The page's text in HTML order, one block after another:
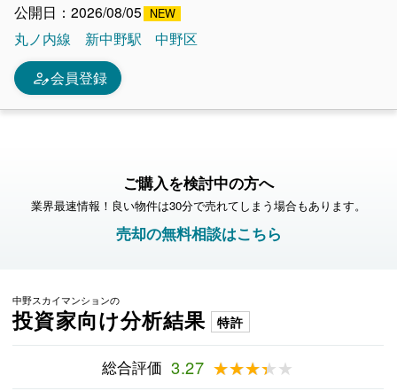
公開日：2026/08/05
丸ノ内線
新中野駅 中野区
person_edit会員登録
ご購入を検討中の方へ
業界最速情報！良い物件は30分で売れてしまう場合もあります。
売却の無料相談はこちら
中野スカイマンションの
投資家向け分析結果 特許
総合評価 3.27 ★★★★★
★★★★★